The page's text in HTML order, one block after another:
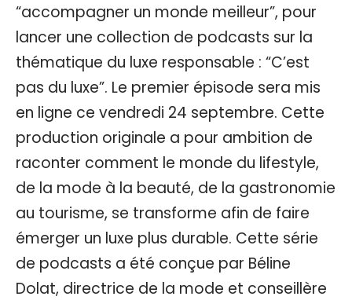
“accompagner un monde meilleur”, pour
lancer une collection de podcasts sur la
thématique du luxe responsable : “C’est
pas du luxe”. Le premier épisode sera mis
en ligne ce vendredi 24 septembre. Cette
production originale a pour ambition de
raconter comment le monde du lifestyle,
de la mode à la beauté, de la gastronomie
au tourisme, se transforme afin de faire
émerger un luxe plus durable. Cette série
de podcasts a été conçue par Béline
Dolat, directrice de la mode et conseillère